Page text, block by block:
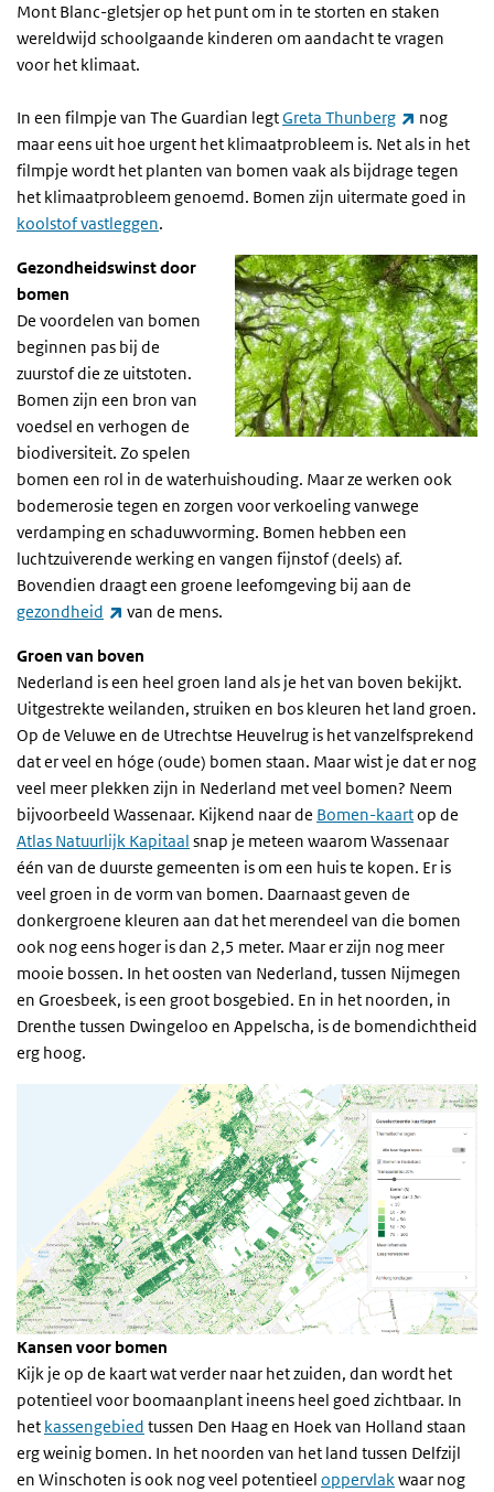
Mont Blanc-gletsjer op het punt om in te storten en staken
wereldwijd schoolgaande kinderen om aandacht te vragen
voor het klimaat.
In een filmpje van The Guardian legtGreta Thunberg (externe
nog
maar eens uit hoe urgent het klimaatprobleem is. Net als in het
filmpje wordt het planten van bomen vaak als bijdrage tegen
het klimaatprobleem genoemd. Bomen zijn uitermate goed in
koolstof vastleggen.
Gezondheidswinst door
bomen
De voordelen van bomen
beginnen pas bij de
zuurstof die ze uitstoten.
Bomen zijn een bron van
voedsel en verhogen de
biodiversiteit. Zo spelen
bomen een rol in de waterhuishouding. Maar ze werken ook
bodemerosie tegen en zorgen voor verkoeling vanwege
verdamping en schaduwvorming. Bomen hebben een
luchtzuiverende werking en vangen fijnstof (deels) af.
Bovendien draagt een groene leefomgeving bij aan de
gezondheid
(externe link)
van de mens.
Groen van boven
Nederland is een heel groen land als je het van boven bekijkt.
Uitgestrekte weilanden, struiken en bos kleuren het land groen.
Op de Veluwe en de Utrechtse Heuvelrug is het vanzelfsprekend
dat er veel en hóge (oude) bomen staan. Maar wist je dat er nog
veel meer plekken zijn in Nederland met veel bomen? Neem
bijvoorbeeld Wassenaar. Kijkend naar de Bomen-kaartop de
Atlas Natuurlijk Kapitaal snap je meteen waarom Wassenaar
één van de duurste gemeenten is om een huis te kopen. Er is
veel groen in de vorm van bomen. Daarnaast geven de
donkergroene kleuren aan dat het merendeel van die bomen
ook nog eens hoger is dan 2,5 meter. Maar er zijn nog meer
mooie bossen. In het oosten van Nederland, tussen Nijmegen
en Groesbeek, is een groot bosgebied. En in het noorden, in
Drenthe tussen Dwingeloo en Appelscha, is de bomendichtheid
erg hoog.
Kansen voor bomen
Kijk je op de kaart wat verder naar het zuiden, dan wordt het
potentieel voor boomaanplant ineens heel goed zichtbaar. In
het kassengebied tussen Den Haag en Hoek van Holland staan
erg weinig bomen. In het noorden van het land tussen Delfzijl
en Winschoten is ook nog veel potentieel oppervlakwaar nog